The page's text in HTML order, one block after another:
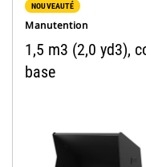
NOUVEAUTÉ
Manutention
1,5 m3 (2,0 yd3),
base